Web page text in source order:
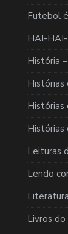
Futebol
HAI-
História
Histórias
Histórias
Leituras
Lendo
Literatura
Livros